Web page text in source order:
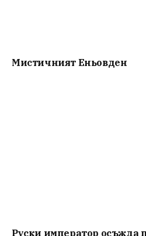
Мистичният Eньовден
Руски император осъжда